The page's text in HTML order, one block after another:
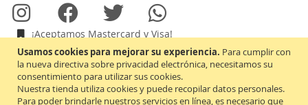
Usamos cookies para mejorar su experiencia. Para cumplir con
la nueva directiva sobre privacidad electrónica, necesitamos su
consentimiento para utilizar sus cookies.
Nuestra tienda utiliza cookies y puede recopilar datos personales.
Para poder brindarle nuestros servicios en línea, es necesario que
¡Aceptamos Mastercard y Visa!
Inscríbase
Suscribirse